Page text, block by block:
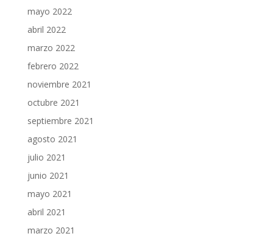
mayo 2022
abril 2022
marzo 2022
febrero 2022
noviembre 2021
octubre 2021
septiembre 2021
agosto 2021
julio 2021
junio 2021
mayo 2021
abril 2021
marzo 2021